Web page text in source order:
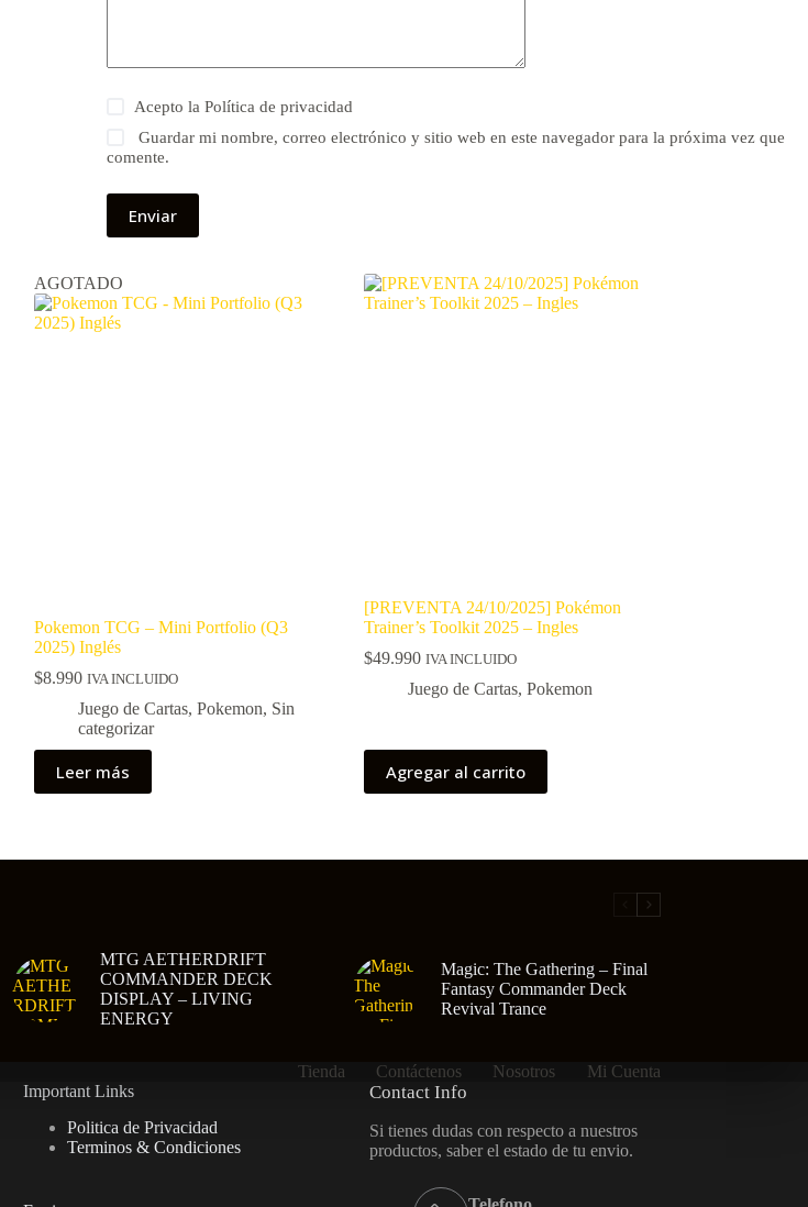
Acepto la Política de privacidad
Guardar mi nombre, correo electrónico y sitio web en este navegador para la próxima vez que
comente.
Enviar
AGOTADO
Pokemon TCG – Mini Portfolio (Q3
2025) Inglés
$8.990 IVA INCLUIDO
Juego de Cartas, Pokemon, Sin
categorizar
Leer más
[PREVENTA 24/10/2025] Pokémon
Trainer’s Toolkit 2025 – Ingles
$49.990 IVA INCLUIDO
Juego de Cartas, Pokemon
Agregar al carrito
MTG AETHERDRIFT
COMMANDER DECK
DISPLAY – LIVING
ENERGY
Magic: The Gathering – Final
Fantasy Commander Deck
Revival Trance
Tienda Contáctenos Nosotros
Mi Cuenta
Important Links
Politica de Privacidad
Terminos & Condiciones
Contact Info
Si tienes dudas con respecto a nuestros
productos, saber el estado de tu envio.